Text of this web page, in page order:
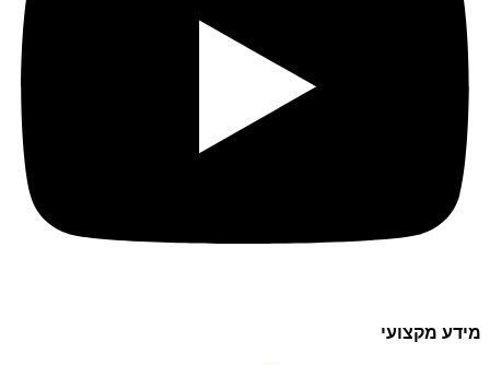
מידע מקצועי